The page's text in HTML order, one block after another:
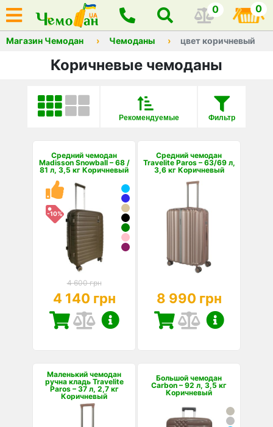
0 0
Магазин Чемодан Чемоданы цвет коричневый
Коричневые чемоданы
Фильтр
Рекомендуемые
Средний чемодан
Madisson Snowball – 68 /
81 л, 3,5 кг Коричневый
-10%
4 600 грн
4 140 грн
Средний чемодан
Travelite Paros – 63/69 л,
3,6 кг Коричневый
8 990 грн
Маленький чемодан
ручна кладь Travelite
Paros – 37 л, 2,7 кг
Коричневый
Большой чемодан
Carbon – 92 л, 3,5 кг
Коричневый